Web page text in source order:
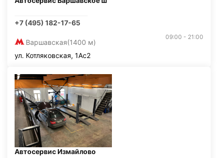
+7 (495) 182-17-65
Варшавская(1400 м)
09:00 - 21:00
ул. Котляковская, 1Ас2
Автосервис Измайлово